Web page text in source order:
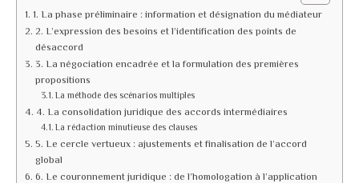
1. La phase préliminaire : information et désignation du médiateur
2. L’expression des besoins et l’identification des points de
désaccord
3. La négociation encadrée et la formulation des premières
propositions
La méthode des scénarios multiples
4. La consolidation juridique des accords intermédiaires
La rédaction minutieuse des clauses
5. Le cercle vertueux : ajustements et finalisation de l’accord
global
6. Le couronnement juridique : de l’homologation à l’application